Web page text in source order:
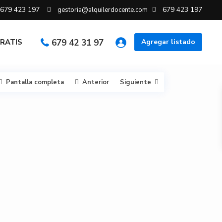
679 423 197 gestoria@alquilerdocente.com 679 423 197
Agregar listado
679 42 31 97
Pantalla completa Anterior Siguiente